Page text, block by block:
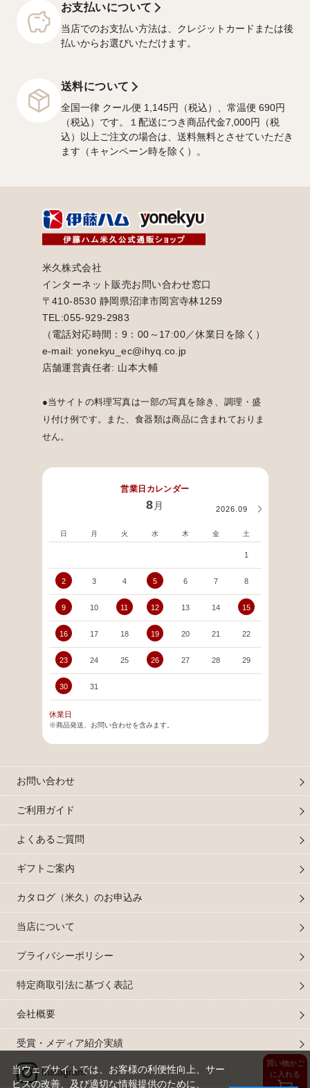
買い物かご
に入れる
お支払いについて
当店でのお支払い方法は、クレジットカードまたは後
払いからお選びいただけます。
送料について
全国一律 クール便 1,145円（税込）、常温便 690円
（税込）です。１配送につき商品代金7,000円（税
込）以上ご注文の場合は、送料無料とさせていただき
ます（キャンペーン時を除く）。
米久株式会社
インターネット販売お問い合わせ窓口
〒410-8530 静岡県沼津市岡宮寺林1259
TEL:055-929-2983
（電話対応時間：9：00～17:00／休業日を除く）
e-mail: yonekyu_ec@ihyq.co.jp
店舗運営責任者: 山本大輔
●当サイトの料理写真は一部の写真を除き、調理・盛
り付け例です。また、食器類は商品に含まれておりま
せん。
営業日カレンダー
8 月 2026.09
日 月 火 水 木 金 土
1
2 3 4 5 6 7 8
9 10 11 12 13 14 15
16 17 18 19 20 21 22
23 24 25 26 27 28 29
30 31
休業日
※商品発送、お問い合わせを含みます。
お問い合わせ
ご利用ガイド
よくあるご質問
ギフトご案内
カタログ（米久）のお申込み
当店について
プライバシーポリシー
特定商取引法に基づく表記
会社概要
受賞・メディア紹介実績
Instagram
当ウェブサイトでは、お客様の利便性向上、サー
ビスの改善、及び適切な情報提供のために、